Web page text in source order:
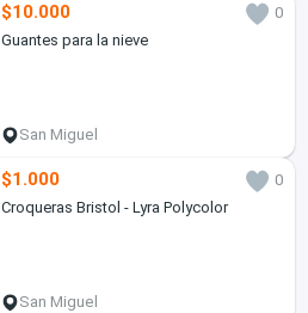
$10.000
0
Guantes para la nieve
San Miguel
$1.000
0
Croqueras Bristol - Lyra Polycolor
San Miguel